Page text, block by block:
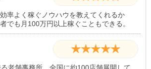
率よく稼ぐノウハウを教えてくれるか
でも月100万円以上稼ぐこともできる。
★★★★★